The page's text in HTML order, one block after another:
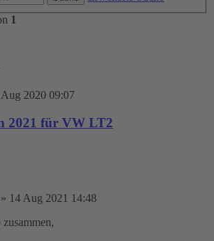
1
2020 09:07
2021 für VW LT2
» 14 Aug 2021 14:48